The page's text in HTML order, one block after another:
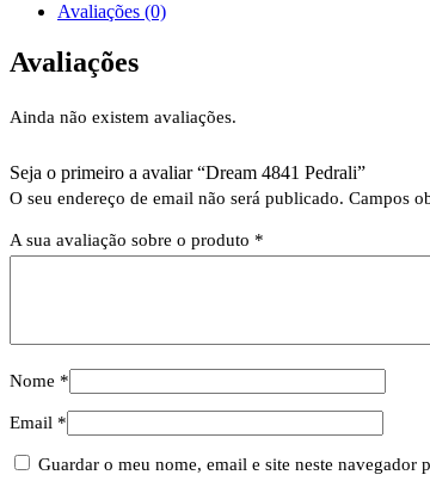
Avaliações (0)
Avaliações
Ainda não existem avaliações.
Seja o primeiro a avaliar “Dream 4841 Pedrali”
O seu endereço de email não será publicado. Campos
A sua avaliação sobre o produto *
Nome *
Email *
Guardar o meu nome, email e site neste navegador